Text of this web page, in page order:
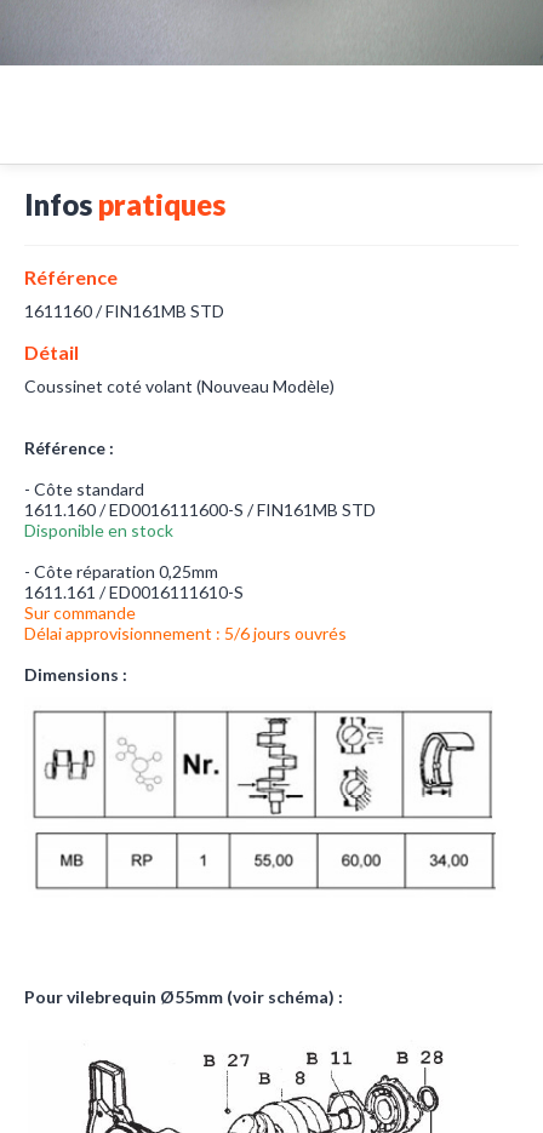
Infos pratiques
Référence
1611160 / FIN161MB STD
Détail
Coussinet coté volant (Nouveau Modèle)
Référence :
- Côte standard
1611.160 / ED0016111600-S / FIN161MB STD
Disponible en stock
- Côte réparation 0,25mm
1611.161 / ED0016111610-S
Sur commande
Délai approvisionnement : 5/6 jours ouvrés
Dimensions :
Pour vilebrequin Ø55mm (voir schéma) :